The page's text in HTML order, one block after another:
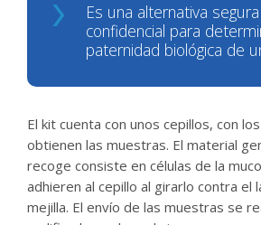
Es una alternativa
confidencial para
paternidad biológica de
El kit cuenta con unos cepillos, con
obtienen las muestras. El material
recoge consiste en células de la
adhieren al cepillo al girarlo contra el
mejilla. El envío de las muestras se